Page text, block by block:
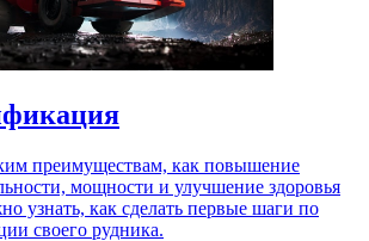
преимуществам, как повышение
мощности и улучшение здоровья
узнать, как сделать первые шаги по
своего рудника.